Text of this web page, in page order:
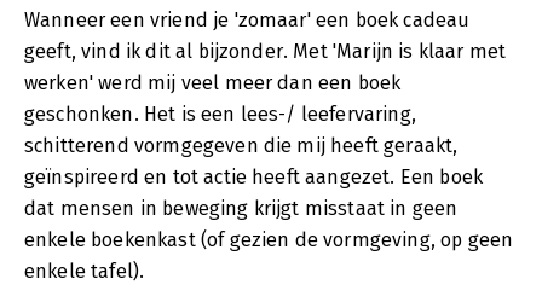
Wanneer een vriend je 'zomaar' een boek cadeau
geeft, vind ik dit al bijzonder. Met 'Marijn is klaar met
werken' werd mij veel meer dan een boek
geschonken. Het is een lees-/ leefervaring,
schitterend vormgegeven die mij heeft geraakt,
geïnspireerd en tot actie heeft aangezet. Een boek
dat mensen in beweging krijgt misstaat in geen
enkele boekenkast (of gezien de vormgeving, op geen
enkele tafel).